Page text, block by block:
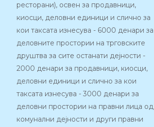
ресторани), освен за продавници,
киосци, деловни единици и слично за
кои таксата изнесува - 6000 денари за
деловните простории на трговските
друштва за сите останати дејности -
2000 денари за продавници, киосци,
деловни единици и слично за кои
таксата изнесува - 3000 денари за
деловни простории на правни лица од
комунални дејности и други правни